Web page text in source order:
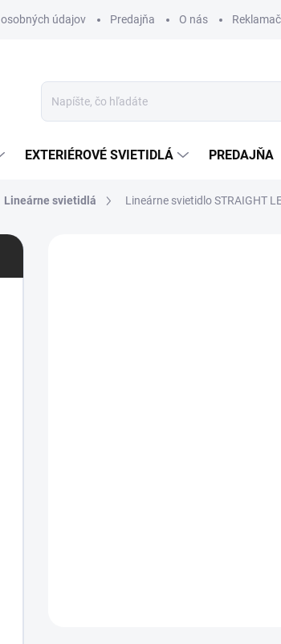
údajov Predajňa O nás
EXTERIÉROVÉ SVIETIDLÁ PREDAJŇA
Lineárne svietidlá Lineárne svietidlo STRAIGHT